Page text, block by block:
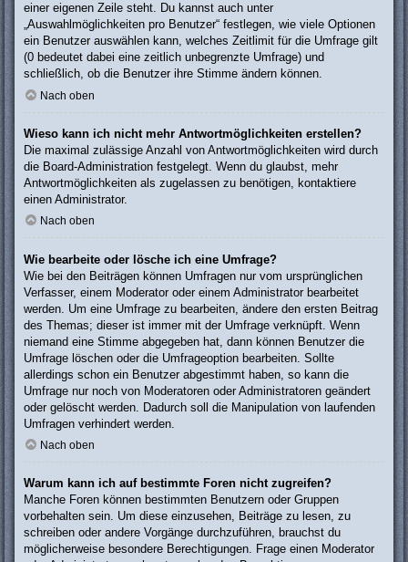
einer eigenen Zeile steht. Du kannst auch unter
„Auswahlmöglichkeiten pro Benutzer“ festlegen, wie viele Optionen
ein Benutzer auswählen kann, welches Zeitlimit für die Umfrage gilt
(0 bedeutet dabei eine zeitlich unbegrenzte Umfrage) und
schließlich, ob die Benutzer ihre Stimme ändern können.
Nach oben
Wieso kann ich nicht mehr Antwortmöglichkeiten erstellen?
Die maximal zulässige Anzahl von Antwortmöglichkeiten wird durch
die Board-Administration festgelegt. Wenn du glaubst, mehr
Antwortmöglichkeiten als zugelassen zu benötigen, kontaktiere
einen Administrator.
Nach oben
Wie bearbeite oder lösche ich eine Umfrage?
Wie bei den Beiträgen können Umfragen nur vom ursprünglichen
Verfasser, einem Moderator oder einem Administrator bearbeitet
werden. Um eine Umfrage zu bearbeiten, ändere den ersten Beitrag
des Themas; dieser ist immer mit der Umfrage verknüpft. Wenn
niemand eine Stimme abgegeben hat, dann können Benutzer die
Umfrage löschen oder die Umfrageoption bearbeiten. Sollte
allerdings schon ein Benutzer abgestimmt haben, so kann die
Umfrage nur noch von Moderatoren oder Administratoren geändert
oder gelöscht werden. Dadurch soll die Manipulation von laufenden
Umfragen verhindert werden.
Nach oben
Warum kann ich auf bestimmte Foren nicht zugreifen?
Manche Foren können bestimmten Benutzern oder Gruppen
vorbehalten sein. Um diese einzusehen, Beiträge zu lesen, zu
schreiben oder andere Vorgänge durchzuführen, brauchst du
möglicherweise besondere Berechtigungen. Frage einen Moderator